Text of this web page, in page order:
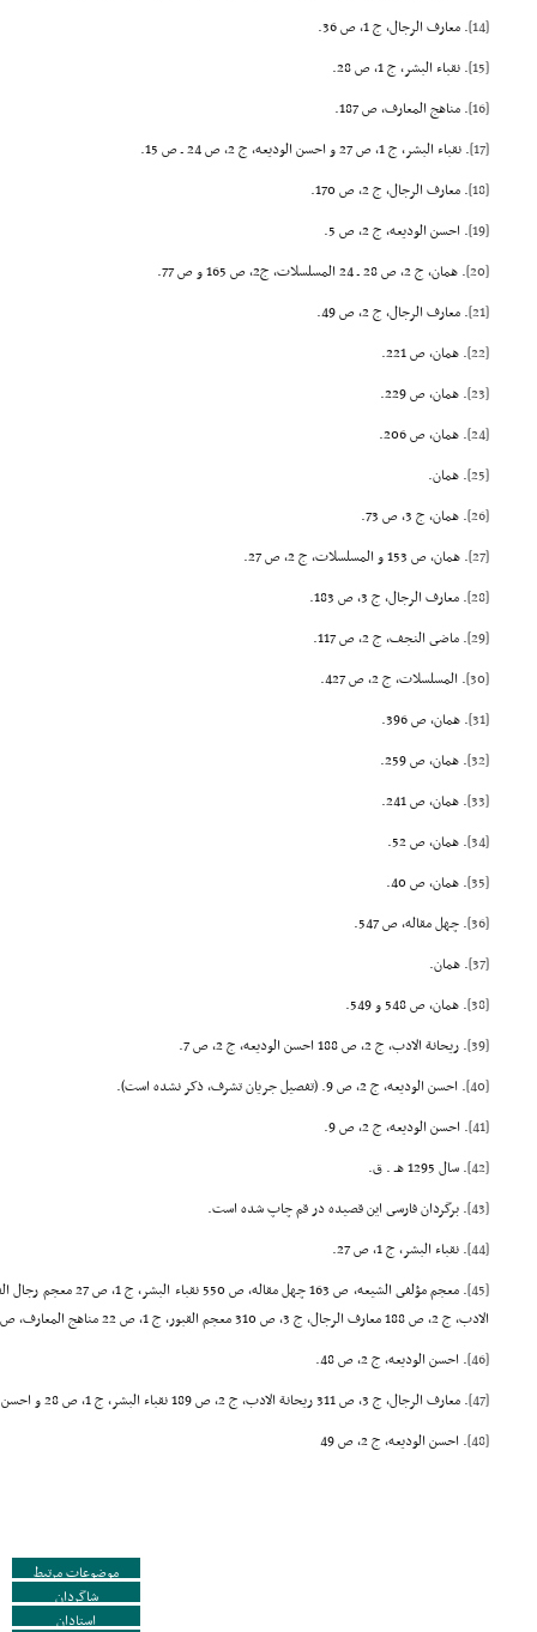
[14]
. معارف الرجال، ج 1، ص 36.
[15]
. نقباء البشر، ج 1، ص 28.
[16]
. مناهج المعارف، ص 187.
[17]
. نقباء البشر، ج 1، ص 27 و احسن الودیعه، ج 2، ص 24 ـ ص 15.
[18]
. معارف الرجال، ج 2، ص 170.
[19]
. احسن الودیعه، ج 2، ص 5.
[20]
. همان، ج 2، ص 28 ـ 24 المسلسلات، ج2، ص 165 و ص 77.
[21]
. معارف الرجال، ج 2، ص 49.
[22]
. همان، ص 221.
[23]
. همان، ص 229.
[24]
. همان، ص 206.
[25]
. همان.
[26]
. همان، ج 3، ص 73.
[27]
. همان، ص 153 و المسلسلات، ج 2، ص 27.
[28]
. معارف الرجال، ج 3، ص 183.
[29]
. ماضى النجف، ج 2، ص 117.
[30]
. المسلسلات، ج 2، ص 427.
[31]
. همان، ص 396.
[32]
. همان، ص 259.
[33]
. همان، ص 241.
[34]
. همان، ص 52.
[35]
. همان، ص 40.
[36]
. چهل مقاله، ص 547.
[37]
. همان.
[38]
. همان، ص 548 و 549.
[39]
. ریحانة الادب، ج 2، ص 188 احسن الودیعه، ج 2، ص 7.
[40]
. احسن الودیعه، ج 2، ص 9. (تفصیل جریان تشرف، ذکر نشده است).
[41]
. احسن الودیعه، ج 2، ص 9.
[42]
. سال 1295 هـ . ق.
[43]
. برگردان فارسى این قصیده در قم چاپ شده است.
[44]
. نقباء البشر، ج 1، ص 27.
[45]
الادب، ج 2، ص 188 معارف الرجال، ج 3، ص 310 معجم القبور، ج 1، ص 22 مناهج المعارف، ص 188.
[46]
. احسن الودیعه، ج 2، ص 48.
[47]
. معارف الرجال، ج 3، ص 311 ریحانة الادب، ج 2، ص 189 نقباء البشر، ج 1، ص 28 و احسن الودیعه، ج 2، ص 42.
[48]
. احسن الودیعه، ج 2، ص 49
موضوعات مرتبط
شاگردان
استادان